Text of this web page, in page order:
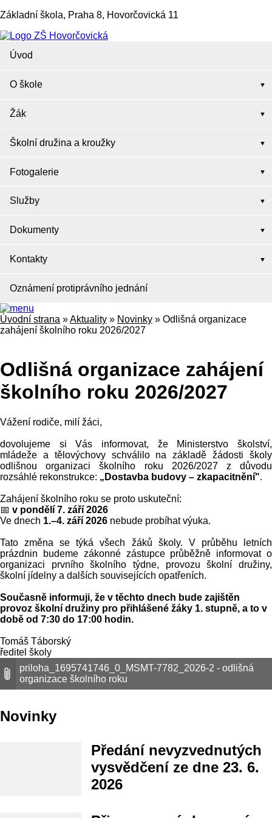
Základní škola, Praha 8, Hovorčovická 11
Úvod
O škole
Žák
Školní družina a kroužky
Fotogalerie
Služby
Dokumenty
Kontakty
Oznámení protiprávního jednání
Úvodní strana »Aktuality » Novinky » Odlišná organizace
zahájení školního roku 2026/2027
Odlišná organizace zahájení
školního roku 2026/2027
Vážení rodiče, milí žáci,
dovolujeme si Vás informovat, že Ministerstvo školství,
mládeže a tělovýchovy schválilo na základě žádosti školy
odlišnou organizaci školního roku 2026/2027 z důvodu
rozsáhlé rekonstrukce: „Dostavba budovy – zkapacitnění".
Zahájení školního roku se proto uskuteční:
📅 v pondělí 7. září 2026
Ve dnech 1.–4. září 2026 nebude probíhat výuka.
Tato změna se týká všech žáků školy. V průběhu letních
prázdnin budeme zákonné zástupce průběžně informovat o
organizaci prvního školního týdne, provozu školní družiny,
školní jídelny a dalších souvisejících opatřeních.
Současně informuji, že v těchto dnech bude zajištěn
provoz školní družiny pro přihlášené žáky 1. stupně, a to v
době od 7:30 do 17:00 hodin.
Tomáš Táborský
ředitel školy
priloha_1695741746_0_MSMT-7782_2026-2 - odlišná
organizace školního roku
Novinky
Předání nevyzvednutých
vysvědčení ze dne 23. 6.
2026